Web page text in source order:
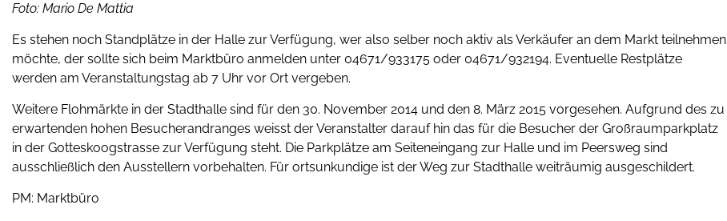
Foto: Mario De Mattia
Es stehen noch Standplätze in der Halle zur Verfügung, wer also selber noch aktiv als Verkäufer an dem Markt teilnehmen
möchte, der sollte sich beim Marktbüro anmelden unter 04671/933175 oder 04671/932194. Eventuelle Restplätze
werden am Veranstaltungstag ab 7 Uhr vor Ort vergeben.
Weitere Flohmärkte in der Stadthalle sind für den 30. November 2014 und den 8. März 2015 vorgesehen. Aufgrund des zu
erwartenden hohen Besucherandranges weisst der Veranstalter darauf hin das für die Besucher der Großraumparkplatz
in der Gotteskoogstrasse zur Verfügung steht. Die Parkplätze am Seiteneingang zur Halle und im Peersweg sind
ausschließlich den Ausstellern vorbehalten. Für ortsunkundige ist der Weg zur Stadthalle weiträumig ausgeschildert.
PM: Marktbüro